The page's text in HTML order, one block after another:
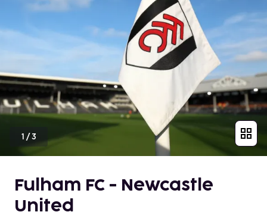
1 /3
Fulham FC - Newcastle
United